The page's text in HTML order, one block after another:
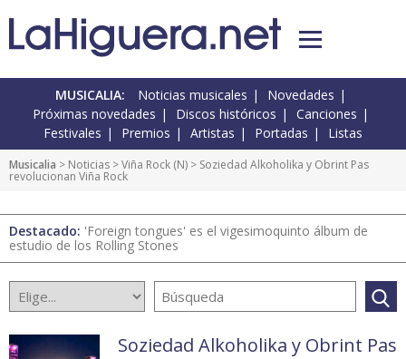
MUSICALIA: Noticias musicales
Novedades
Próximas novedades
Discos históricos
Canciones
Festivales
Premios Artistas Portadas Listas
Musicalia > Noticias >Viña Rock (N) > Soziedad Alkoholika y Obrint Pas
revolucionan Viña Rock
Destacado: 'Foreign tongues' es el vigesimoquinto álbum de
estudio de los Rolling Stones
Soziedad Alkoholika y Obrint Pas